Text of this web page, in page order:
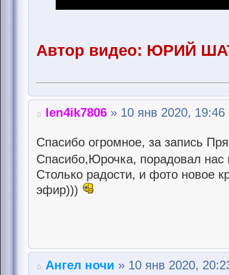
Автор видео: ЮРИЙ
len4ik7806 » 10 янв 2020, 19:46
Спасибо огромное, за запись
Спасибо,Юрочка, порадовал
Столько радости, и фото новое
эфир)))
Ангел ночи » 10 янв 2020,